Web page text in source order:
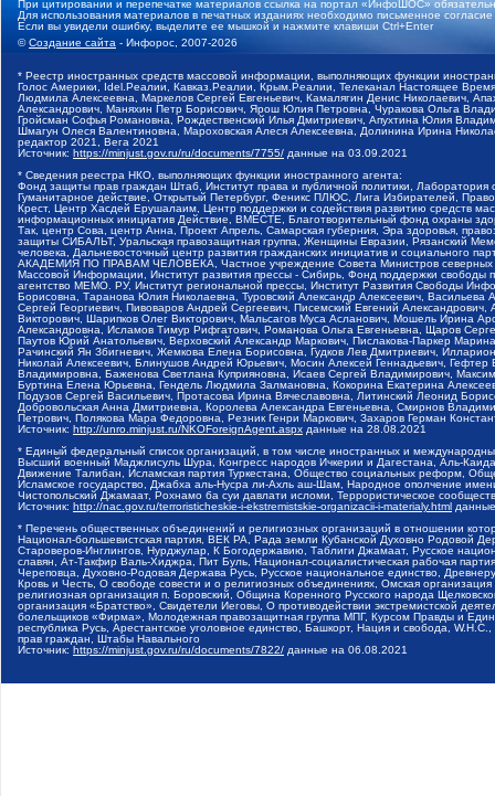
При цитировании и перепечатке материалов ссылка на портал «ИнфоШОС»
Для использования материалов в печатных изданиях необходимо письменное
Если вы увидели ошибку, выделите ее мышкой и нажмите клавиши Ctrl+Enter
©Создание сайта - Инфорос, 2007-2026
* Реестр иностранных средств массовой информации, выполняющих функции
Голос Америки, Idel.Реалии, Кавказ.Реалии, Крым.Реалии, Телеканал Настоящее
Людмила Алексеевна, Маркелов Сергей Евгеньевич, Камалягин Денис Николаевич,
Александрович, Маняхин Петр Борисович, Ярош Юлия Петровна, Чуракова Ольга
Гройсман Софья Романовна, Рождественский Илья Дмитриевич, Апухтина Юлия
Шмагун Олеся Валентиновна, Мароховская Алеся Алексеевна, Долинина Ирина
редактор 2021, Вега 2021
Источник: https://minjust.gov.ru/ru/documents/7755/ данные на 03.09.2021
* Сведения реестра НКО, выполняющих функции иностранного агента:
Фонд защиты прав граждан Штаб, Институт права и публичной политики,
Гуманитарное действие, Открытый Петербург, Феникс ПЛЮС, Лига Избирателей,
Крест, Центр Хасдей Ерушалаим, Центр поддержки и содействия развитию средств
информационных инициатив Действие, ВМЕСТЕ, Благотворительный фонд охраны
Так, центр Сова, центр Анна, Проект Апрель, Самарская губерния, Эра здоровья,
защиты СИБАЛЬТ, Уральская правозащитная группа, Женщины Евразии, Рязанский
человека, Дальневосточный центр развития гражданских инициатив и социального
АКАДЕМИЯ ПО ПРАВАМ ЧЕЛОВЕКА, Частное учреждение Совета Министров северных
Массовой Информации, Институт развития прессы - Сибирь, Фонд поддержки
агентство МЕМО. РУ, Институт региональной прессы, Институт Развития Свободы
Борисовна, Таранова Юлия Николаевна, Туровский Александр Алексеевич,
Сергей Георгиевич, Пивоваров Андрей Сергеевич, Писемский Евгений
Викторович, Шарипков Олег Викторович, Мальсагов Муса Асланович, Мошель Ирина
Александровна, Исламов Тимур Рифгатович, Романова Ольга Евгеньевна, Щаров
Паутов Юрий Анатольевич, Верховский Александр Маркович, Пислакова-Паркер
Рачинский Ян Збигневич, Жемкова Елена Борисовна, Гудков Лев Дмитриевич,
Николай Алексеевич, Блинушов Андрей Юрьевич, Мосин Алексей Геннадьевич,
Владимировна, Баженова Светлана Куприяновна, Исаев Сергей Владимирович,
Буртина Елена Юрьевна, Гендель Людмила Залмановна, Кокорина Екатерина
Подузов Сергей Васильевич, Протасова Ирина Вячеславовна, Литинский Леонид
Добровольская Анна Дмитриевна, Королева Александра Евгеньевна, Смирнов
Петрович, Полякова Мара Федоровна, Резник Генри Маркович, Захаров Герман
Источник: http://unro.minjust.ru/NKOForeignAgent.aspx данные на 28.08.2021
* Единый федеральный список организаций, в том числе иностранных и
Высший военный Маджлисуль Шура, Конгресс народов Ичкерии и Дагестана, Аль-
Движение Талибан, Исламская партия Туркестана, Общество социальных реформ,
Исламское государство, Джабха аль-Нусра ли-Ахль аш-Шам, Народное ополчение
Чистопольский Джамаат, Рохнамо ба суи давлати исломи, Террористическое
Источник: http://nac.gov.ru/terroristicheskie-i-ekstremistskie-organizacii-i-materialy.html
* Перечень общественных объединений и религиозных организаций в отношении
Национал-большевистская партия, ВЕК РА, Рада земли Кубанской Духовно Родовой
Староверов-Инглингов, Нурджулар, К Богодержавию, Таблиги Джамаат, Русское
славян, Ат-Такфир Валь-Хиджра, Пит Буль, Национал-социалистическая рабочая
Череповца, Духовно-Родовая Держава Русь, Русское национальное единство,
Кровь и Честь, О свободе совести и о религиозных объединениях, Омская
религиозная организация п. Боровский, Община Коренного Русского народа
организация «Братство», Свидетели Иеговы, О противодействии экстремистской
болельщиков «Фирма», Молодежная правозащитная группа МПГ, Курсом Правды и
республика Русь, Арестантское уголовное единство, Башкорт, Нация и свобода,
прав граждан, Штабы Навального
Источник: https://minjust.gov.ru/ru/documents/7822/ данные на 06.08.2021